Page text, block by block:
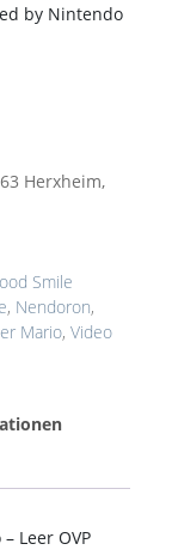
by Nintendo
Herxheim,
Smile
, Nendoron,
Mario, Video
Leer OVP